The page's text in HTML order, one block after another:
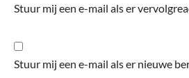
Stuur mij een e-mail als er
Stuur mij een e-mail als er nieuwe